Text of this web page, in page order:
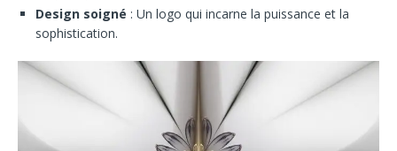
Design soigné : Un logo qui incarne la puissance et la
sophistication.